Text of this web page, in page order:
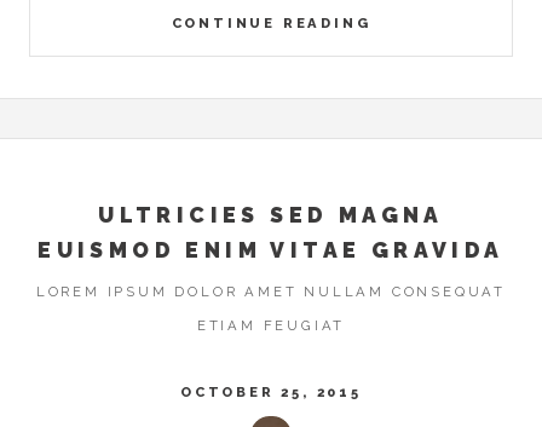
CONTINUE READING
ULTRICIES SED MAGNA
EUISMOD ENIM VITAE GRAVIDA
LOREM IPSUM DOLOR AMET NULLAM CONSEQUAT
ETIAM FEUGIAT
OCTOBER 25, 2015